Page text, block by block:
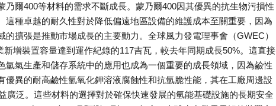
爾400等材料的需求不斷成長。蒙乃爾400因其優異的抗生物污損性
種卓越的耐久性對於降低偏遠地區設備的維護成本至關重要，因為
擴張是推動市場成長的主要動力。全球風力發電理事會（GWEC）
增裝置容量達到運作紀錄的117吉瓦，較去年同期成長50%。這直接
氣生產和儲存系統中的應用也成為一個重要的成長領域，因為鹼性
異的耐高鹼性氫氧化鉀溶液腐蝕性和抗氫脆性能，其在工廠周邊設
廣泛。這些材料的選擇對於確保快速發展的氫能基礎設施的長期安全